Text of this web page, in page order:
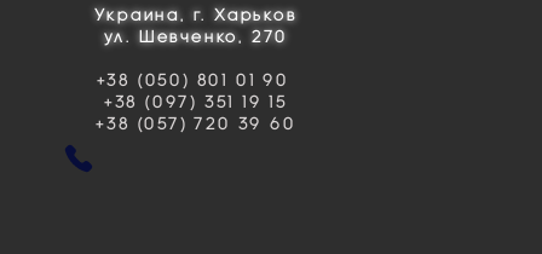
Украина, г. Харьков
ул. Шевченко, 270
+38 (050) 801 01 90
+38 (097) 351 19 15
+38 (057) 720 39 60